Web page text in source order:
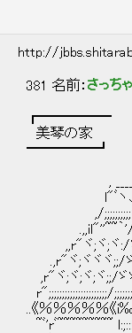
http://
381 名前： さっち
┏━━━━━
美琴の家
━━━━━┛
l"ﾞヽ､
,/;;;;;;;;;;ゝ
.,,il"''~~｀'/ゞゞゞ
,,r"ヾ;ヾ;ヾ:/ゞゞゞ
.,r"ヾ;ヾヾヾ;;/ゞゞ
,r"ヾ;ヾ;ヾ;ヾ;;/ゞゞ
r";;;;;;;;;;;;;;;;;;;;;;/
..《％％％
~ﾞ'rﾞ